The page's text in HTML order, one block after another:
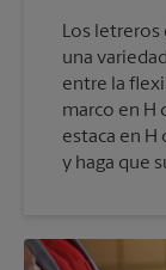
Los letreros
una
entre la
marco en H
estaca en H
y haga que